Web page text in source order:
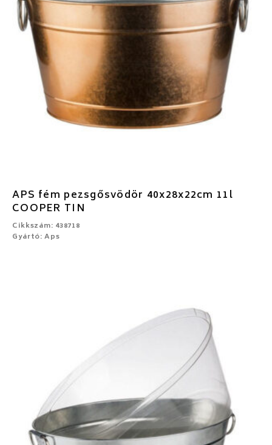
APS fém pezsgősvödör 40x28x22cm 11l
COOPER TIN
Cikkszám: 438718
Gyártó: Aps